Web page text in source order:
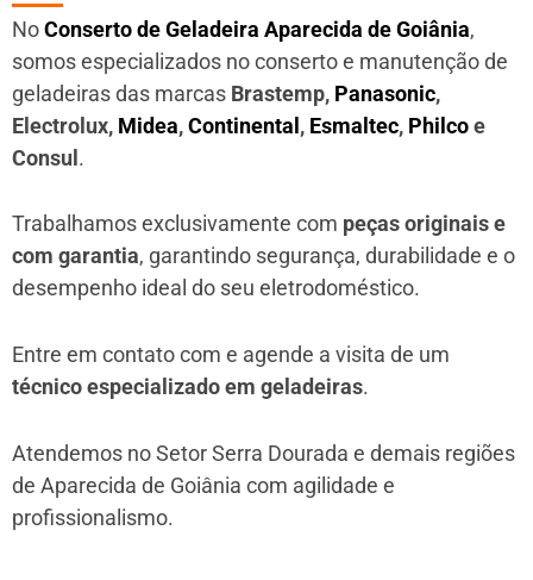
NoConserto de Geladeira Aparecida de Goiânia,
somos especializados no conserto e manutenção de
geladeiras das marcas Brastemp, Panasonic,
Electrolux, Midea,Continental, Esmaltec, Philcoe
Consul.
Trabalhamos exclusivamente com peças originais e
com garantia, garantindo segurança, durabilidade e o
desempenho ideal do seu eletrodoméstico.
Entre em contato com e agende a visita de um
técnico especializado em geladeiras.
Atendemos no Setor Serra Dourada e demais regiões
de Aparecida de Goiânia com agilidade e
profissionalismo.